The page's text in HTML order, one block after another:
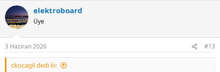
c
t
i
s
:
elektroboard
Üye
3 Haziran 2026 #13
ckocagil dedi ki: